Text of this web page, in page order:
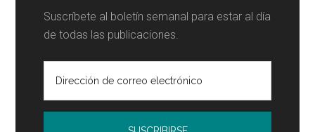
Suscríbete al boletín semanal para estar al día
de todas las publicaciones.